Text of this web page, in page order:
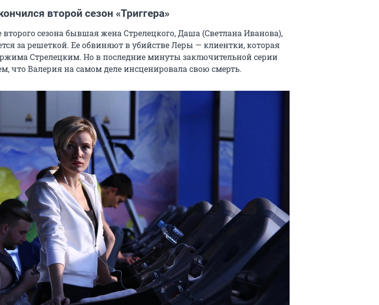
второй сезон «Триггера»
сезона бывшая жена Стрелецкого, Даша (Светлана Иванова),
за решеткой. Ее обвиняют в убийстве Леры — клиентки, которая
Стрелецким. Но в последние минуты заключительной серии
что Валерия на самом деле инсценировала свою смерть.